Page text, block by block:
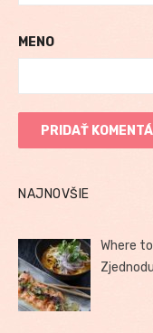
MENO
NAJNOVŠIE
Where